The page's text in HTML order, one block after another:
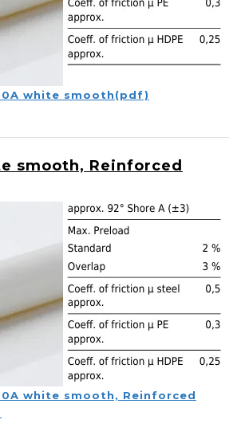
white smooth(pdf)
smooth, Reinforced
white smooth, Reinforced